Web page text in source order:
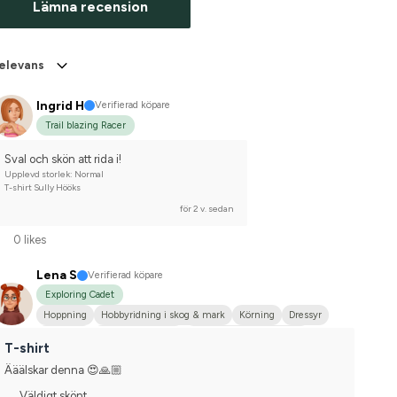
Lämna recension
Ingrid H
Verifierad köpare
Trail blazing Racer
Sval och skön att rida i!
Upplevd storlek: Normal
T-shirt Sully Hööks
för 2 v. sedan
0 likes
Lena S
Verifierad köpare
Exploring Cadet
Hoppning
Hobbyridning i skog & mark Körning
Dressyr
Nej, jag tävlar inte
T-shirt
Ääälskar denna 😍🙏🏼